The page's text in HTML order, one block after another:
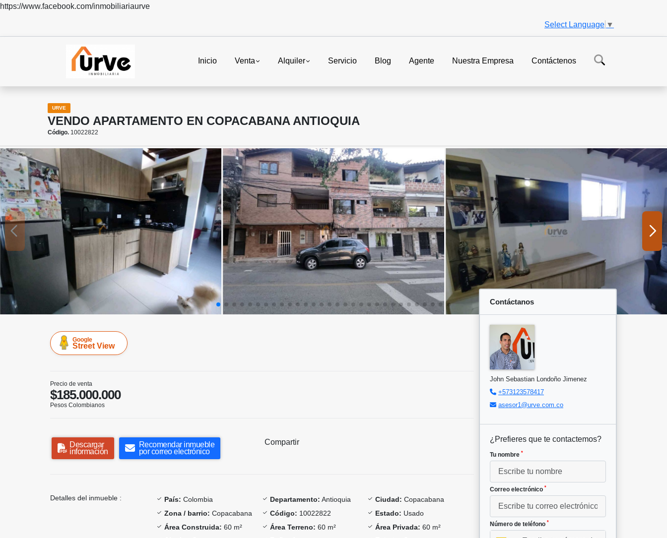
https://www.facebook.com/inmobiliariaurve
Select Language ▼
Inicio Venta Alquiler Servicio Blog Agente Nuestra Empresa Contáctenos
URVE
VENDO APARTAMENTO EN COPACABANA ANTIOQUIA
Código. 10022822
Google
Street View
Precio de venta
$185.000.000
Pesos Colombianos
Descargar
información
Recomendar inmueble
por correo electrónico
Compartir
Detalles del inmueble : País: Colombia Departamento: Antioquia Ciudad: Copacabana
Zona / barrio: Copacabana Código: 10022822 Estado: Usado
Área Construida: 60 m² Área Terreno: 60 m² Área Privada: 60 m²
Contáctanos
John Sebastian Londoño Jimenez
+573123578417
asesor1@urve.com.co
¿Prefieres que te contactemos?
Tu nombre *
Correo electrónico *
Número de teléfono *